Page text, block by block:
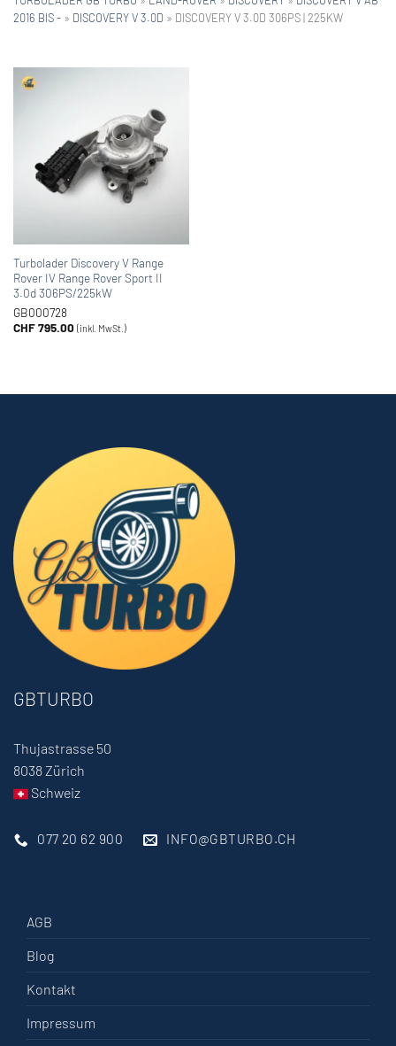
2016 BIS - » DISCOVERY V 3.0D » DISCOVERY V 3.0D 306PS | 225KW
Turbolader Discovery V Range
Rover IV Range Rover Sport II
3.0d 306PS/225kW
GB000728
CHF795.00 (inkl. MwSt.)
GBTURBO
Thujastrasse 50
8038 Zürich
Schweiz
077 20 62 900 INFO@GBTURBO.CH
AGB
Blog
Kontakt
Impressum